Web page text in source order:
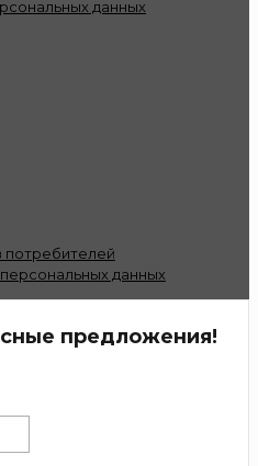
данных
данных
предложения!